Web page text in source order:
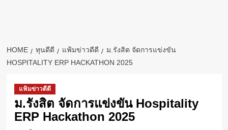
HOME ทุนดีดี แฟ้มข่าวดีดี
ม.รังสิต จัดการแข่งขัน
HOSPITALITY ERP HACKATHON 2025
แฟ้มข่าวดีดี
ม.รังสิต จัดการแข่งขัน Hospitality
ERP Hackathon 2025